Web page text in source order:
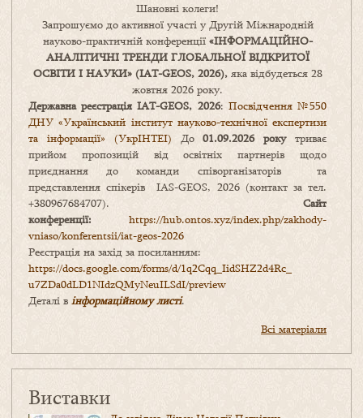
Шановні колеги!
Запрошуємо до активної участі у Другій Міжнародній
науково-практичній конференції «ІНФОРМАЦІЙНО-
АНАЛІТИЧНІ ТРЕНДИ ГЛОБАЛЬНОЇ ВІДКРИТОЇ
ОСВІТИ І НАУКИ» (IAT-GEOS, 2026),яка відбудеться 28
жовтня 2026 року.
Державна реєстрація IAT-GEOS, 2026: Посвідчення №550
ДНУ «Український інститут науково-технічної експертизи
та інформації» (УкрІНТЕІ) До01.09.2026 рокутриває
прийом пропозицій від освітніх партнерів щодо
приєднання до команди співорганізаторів та
представлення спікерів IAS-GEOS, 2026 (контакт за тел.
+380967684707). Сайт
конференції: https://hub.ontos.xyz/index.php/zakhody-
vniaso/konferentsii/iat-geos-2026
Реєстрація на захід за посиланням:
https://docs.google.com/forms/d/1q2Cqq_IidSHZ2d4Rc_
u7ZDa0dLD1NIdzQMyNeuILSdI/preview
Деталі в інформаційному листі.
Всі матеріали
Виставки